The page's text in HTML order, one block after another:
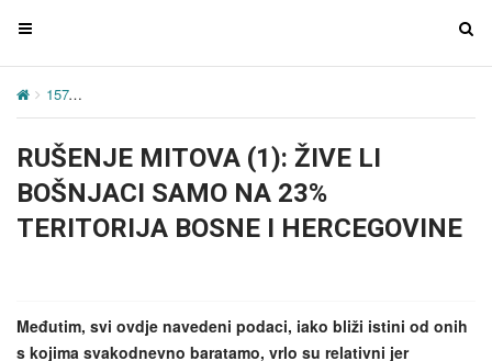
T
g
e
n
v
a
T
v
a
157
RUŠENJE MITOVA (1): ŽIVE LI
BOŠNJACI SAMO NA 23%
TERITORIJA BOSNE I HERCEGOVINE
Međutim, svi ovdje navedeni podaci, iako bliži istini od onih
s kojima svakodnevno baratamo, vrlo su relativni jer